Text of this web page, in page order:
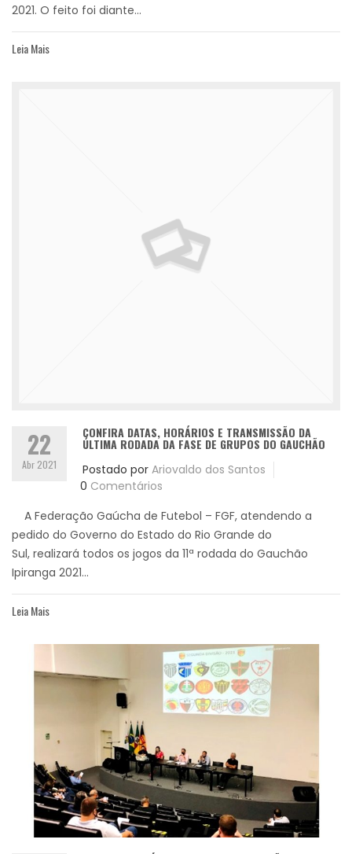
2021. O feito foi diante...
Leia Mais
22
Abr 2021
CONFIRA DATAS, HORÁRIOS E TRANSMISSÃO DA
ÚLTIMA RODADA DA FASE DE GRUPOS DO GAUCHÃO
Postado por Ariovaldo dos Santos
0 Comentários
A Federação Gaúcha de Futebol – FGF, atendendo a
pedido do Governo do Estado do Rio Grande do
Sul, realizará todos os jogos da 11ª rodada do Gauchão
Ipiranga 2021...
Leia Mais